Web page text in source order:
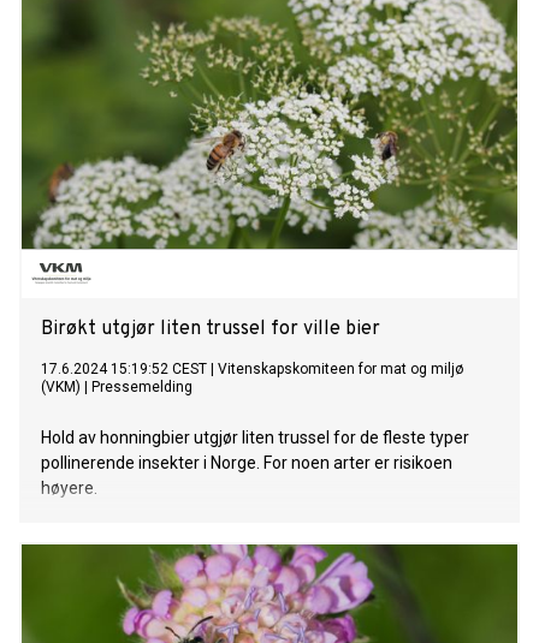
Birøkt utgjør liten trussel for ville bier
17.6.2024 15:19:52 CEST
Vitenskapskomiteen for mat og miljø
(VKM)
Pressemelding
Hold av honningbier utgjør liten trussel for de fleste typer
pollinerende insekter i Norge. For noen arter er risikoen
høyere.